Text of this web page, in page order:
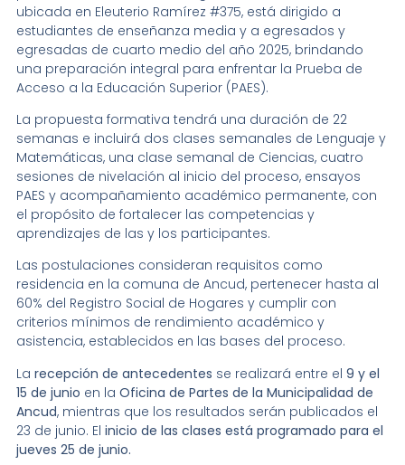
ubicada en Eleuterio Ramírez #375, está dirigido a
estudiantes de enseñanza media y a egresados y
egresadas de cuarto medio del año 2025, brindando
una preparación integral para enfrentar la Prueba de
Acceso a la Educación Superior (PAES).
La propuesta formativa tendrá una duración de 22
semanas e incluirá dos clases semanales de Lenguaje y
Matemáticas, una clase semanal de Ciencias, cuatro
sesiones de nivelación al inicio del proceso, ensayos
PAES y acompañamiento académico permanente, con
el propósito de fortalecer las competencias y
aprendizajes de las y los participantes.
Las postulaciones consideran requisitos como
residencia en la comuna de Ancud, pertenecer hasta al
60% del Registro Social de Hogares y cumplir con
criterios mínimos de rendimiento académico y
asistencia, establecidos en las bases del proceso.
La recepción de antecedentes se realizará entre el 9 y el
15 de junio en la Oficina de Partes de la Municipalidad de
Ancud, mientras que los resultados serán publicados el
23 de junio. El inicio de las clases está programado para el
jueves 25 de junio.